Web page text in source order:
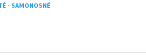
- SAMONOSNÉ